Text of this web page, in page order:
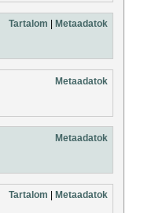
Tartalom Metaadatok
Metaadatok
Metaadatok
Tartalom Metaadatok